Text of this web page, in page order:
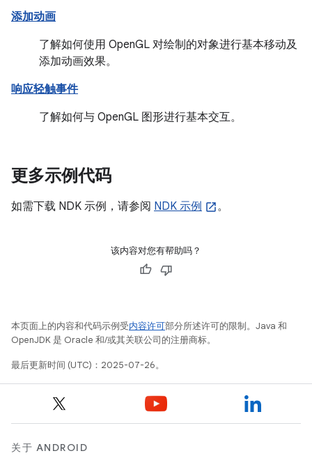
添加动画
了解如何使用 OpenGL 对绘制的对象进行基本移动及
添加动画效果。
响应轻触事件
了解如何与 OpenGL 图形进行基本交互。
更多示例代码
如需下载 NDK 示例，请参阅 NDK 示例 。
该内容对您有帮助吗？
本页面上的内容和代码示例受内容许可部分所述许可的限制。Java 和
OpenJDK 是 Oracle 和/或其关联公司的注册商标。
最后更新时间 (UTC)：2025-07-26。
关于 ANDROID